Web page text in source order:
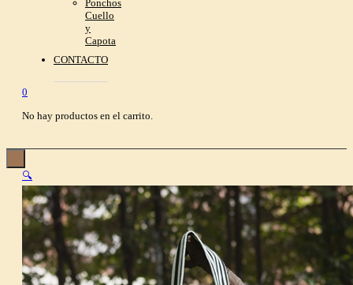
Ponchos
Cuello
y
Capota
CONTACTO
0
No hay productos en el carrito.
🔍